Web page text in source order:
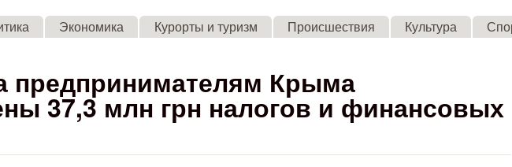
Skip to main content
Экономика Курорты и туризм Происшествия Культура
предпринимателям Крыма
37,3 млн грн налогов и финансовых